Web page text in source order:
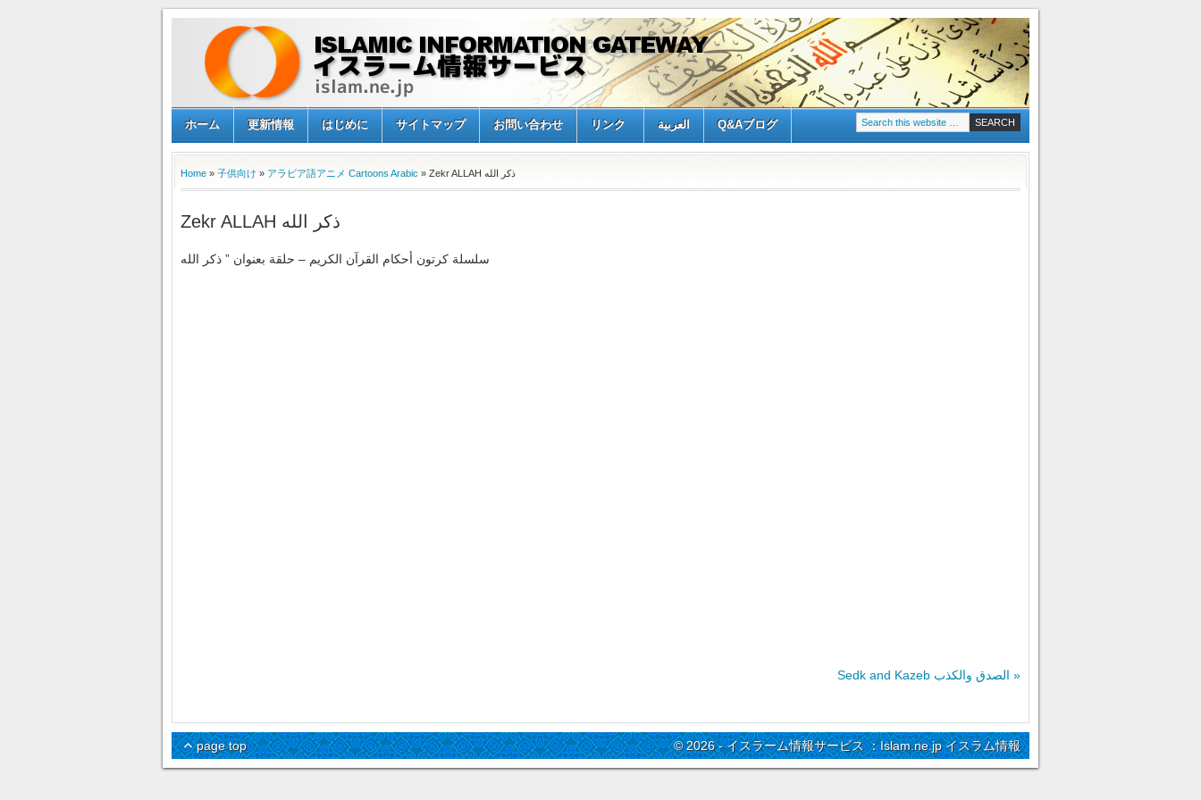
ホーム 更新情報 はじめに サイトマップ お問い合わせ リンク العربية Q&Aブログ
Home » 子供向け » アラビア語アニメ Cartoons Arabic » Zekr ALLAH ذكر الله
Zekr ALLAH ذكر الله
سلسلة كرتون أحكام القرآن الكريم – حلقة بعنوان ” ذكر الله
Sedk and Kazeb الصدق والكذب »
page top © 2026 - イスラーム情報サービス ：Islam.ne.jp イスラム情報